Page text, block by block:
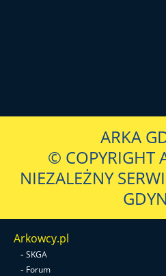
ARKA
© COPYRIGHT
NIEZALEŻNY
Arkowcy.pl
- SKGA
- Forum